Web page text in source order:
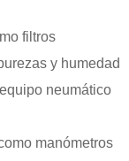
filtros
y humedad
neumático
manómetros